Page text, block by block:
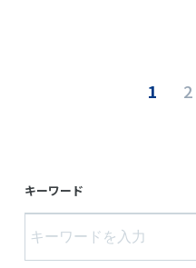
キーワード
1 2